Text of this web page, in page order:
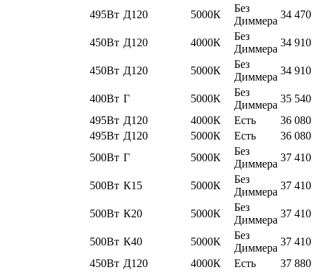
495Вт Д120 5000К
Без
Диммера
34 470
450Вт Д120 4000К
Без
Диммера
34 910
450Вт Д120 5000К
Без
Диммера
34 910
400Вт Г 5000К
Без
Диммера
35 540
495Вт Д120 4000К Есть
36 080
495Вт Д120 5000К Есть
36 080
500Вт Г 5000К
Без
Диммера
37 410
500Вт К15 5000К
Без
Диммера
37 410
500Вт К20 5000К
Без
Диммера
37 410
500Вт К40 5000К
Без
Диммера
37 410
450Вт Д120 4000К Есть
37 880